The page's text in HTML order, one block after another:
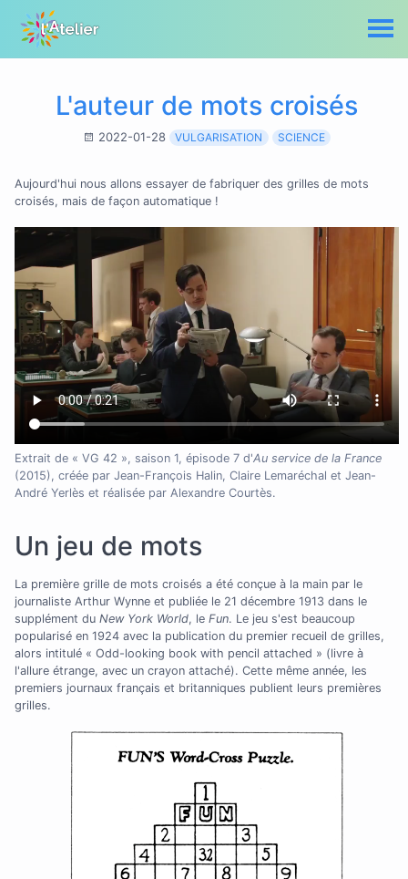
L'auteur de mots croisés
2022-01-28 VULGARISATION SCIENCE
Aujourd'hui nous allons essayer de fabriquer des grilles de mots
croisés, mais de façon automatique !
Extrait de « VG 42 », saison 1, épisode 7 d'Au service de la France
(2015), créée par Jean-François Halin, Claire Lemaréchal et Jean-
André Yerlès et réalisée par Alexandre Courtès.
Un jeu de mots
La première grille de mots croisés a été conçue à la main par le
journaliste Arthur Wynne et publiée le 21 décembre 1913 dans le
supplément du New York World, le Fun. Le jeu s'est beaucoup
popularisé en 1924 avec la publication du premier recueil de grilles,
alors intitulé « Odd-looking book with pencil attached » (livre à
l'allure étrange, avec un crayon attaché). Cette même année, les
premiers journaux français et britanniques publient leurs premières
grilles.